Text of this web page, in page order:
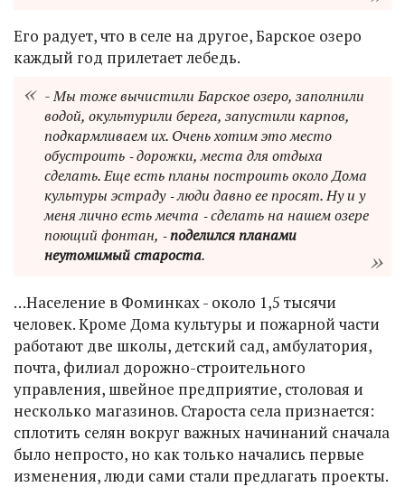
Его радует, что в селе на другое, Барское озеро
каждый год прилетает лебедь.
- Мы тоже вычистили Барское озеро, заполнили
водой, окультурили берега, запустили карпов,
подкармливаем их. Очень хотим это место
обустроить ‑ дорожки, места для отдыха
сделать. Еще есть планы построить около Дома
культуры эстраду ‑ люди давно ее просят. Ну и у
меня лично есть мечта ‑ сделать на нашем озере
поющий фонтан, ‑поделился планами
неутомимый староста.
…Население в Фоминках - около 1,5 тысячи
человек. Кроме Дома культуры и пожарной части
работают две школы, детский сад, амбулатория,
почта, филиал дорожно-строительного
управления, швейное предприятие, столовая и
несколько магазинов. Староста села признается:
сплотить селян вокруг важных начинаний сначала
было непросто, но как только начались первые
изменения, люди сами стали предлагать проекты.